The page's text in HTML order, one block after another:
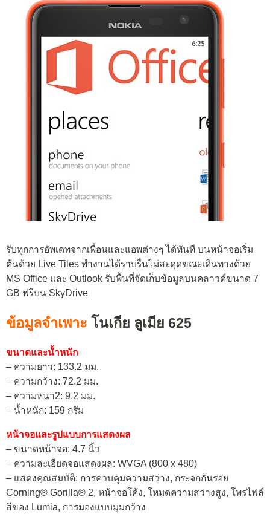
รับทุกการอัพเดทจากเพื่อนและแอพต่างๆ ได้ทันที บนหน้าจอเริ่ม
ต้นด้วย Live Tiles ทำงานได้ราบรื่นไม่สะดุดขณะเดินทางด้วย
MS Office และ Outlook รับพื้นที่จัดเก็บข้อมูลบนคลาวด์ขนาด 7
GB ฟรีบน SkyDrive
ข้อมูลจำเพาะ โนเกีย ลูเมีย 625
ขนาดและน้ำหนัก
– ความยาว: 133.2 มม.
– ความกว้าง: 72.2 มม.
– ความหนา2: 9.2 มม.
– น้ำหนัก: 159 กรัม
หน้าจอและรูปแบบการแสดงผล
– ขนาดหน้าจอ: 4.7 นิ้ว
– ความละเอียดจอแสดงผล: WVGA (800 x 480)
– แสดงคุณสมบัติ: การควบคุมความสว่าง, กระจกกันรอย
Corning® Gorilla® 2, หน้าจอโค้ง, โหมดความสว่างสูง, โพรไฟล์
สีของ Lumia, การมองแบบมุมกว้าง